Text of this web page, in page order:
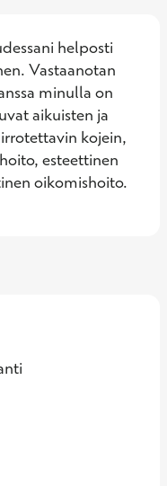
helposti
Vastaanotan
minulla on
aikuisten ja
kojein,
esteettinen
oikomishoito.